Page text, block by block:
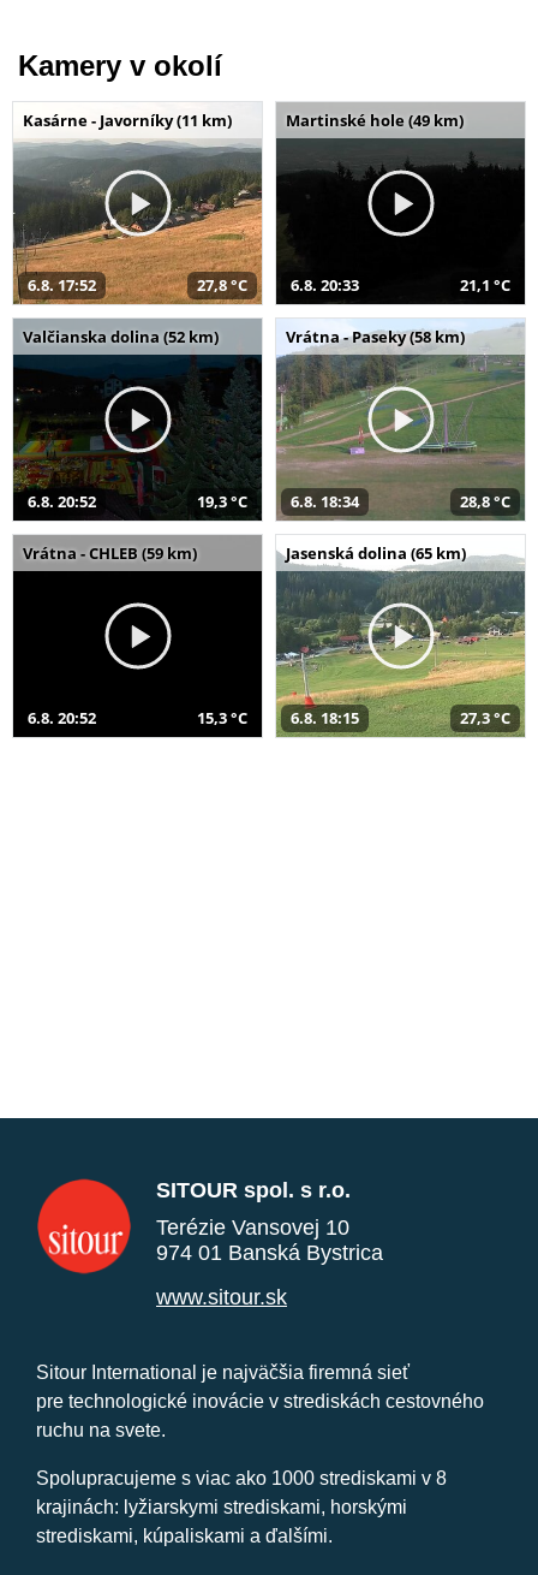
Kamery v okolí
Kasárne - Javorníky (11 km)
6.8. 17:52 27,8 °C
Martinské hole (49 km)
6.8. 20:33 21,1 °C
Valčianska dolina (52 km)
6.8. 20:52 19,3 °C
Vrátna - Paseky (58 km)
6.8. 18:34 28,8 °C
Vrátna - CHLEB (59 km)
6.8. 20:52 15,3 °C
Jasenská dolina (65 km)
6.8. 18:15 27,3 °C
SITOUR spol. s r.o.
Terézie Vansovej 10
974 01 Banská Bystrica
www.sitour.sk
Sitour International je najväčšia firemná sieť
pre technologické inovácie v strediskách cestovného
ruchu na svete.
Spolupracujeme s viac ako 1000 strediskami v 8
krajinách: lyžiarskymi strediskami, horskými
strediskami, kúpaliskami a ďalšími.